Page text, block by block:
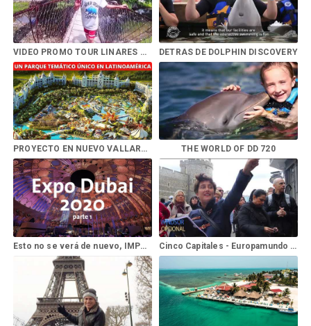
VIDEO PROMO TOUR LINARES HUALAHUISES DETRAS DE DOLPHIN DISCOVERY
PROYECTO EN NUEVO VALLARTA THE WORLD OF DD 720
Esto no se verá de nuevo, IMPRESIONANTE la Expo Dubai 2020 | Alan por el mundo Cinco Capitales - Europamundo Vacaciones